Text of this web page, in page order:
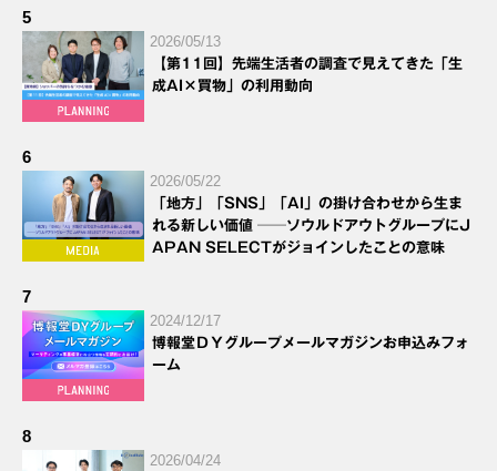
5
2026/05/13
【第11回】先端生活者の調査で見えてきた「生
成AI×買物」の利用動向
6
2026/05/22
「地方」「SNS」「AI」の掛け合わせから生ま
れる新しい価値 ──ソウルドアウトグループにJ
APAN SELECTがジョインしたことの意味
7
2024/12/17
博報堂ＤＹグループメールマガジンお申込みフォ
ーム
8
2026/04/24